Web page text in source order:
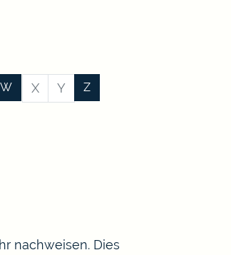
W X Y Z
nachweisen. Dies